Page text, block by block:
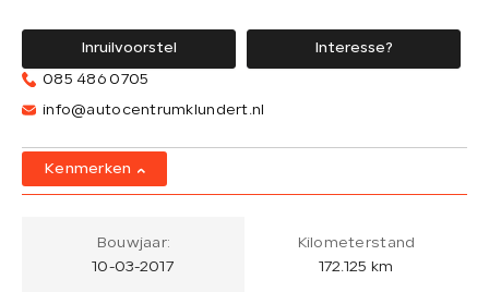
Inruilvoorstel
Interesse?
085 486 0705
info@autocentrumklundert.nl
Kenmerken
Bouwjaar:
10-03-2017
Kilometerstand
172.125 km